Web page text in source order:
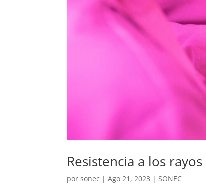
Resistencia a los
porsonec |Ago 21, 2023 | SONEC